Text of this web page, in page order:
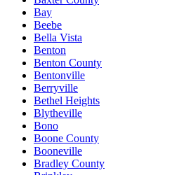
Bay
Beebe
Bella Vista
Benton
Benton County
Bentonville
Berryville
Bethel Heights
Blytheville
Bono
Boone County
Booneville
Bradley County